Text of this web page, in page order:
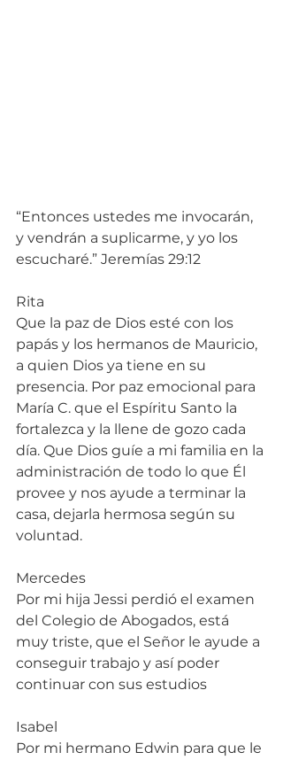
“Entonces ustedes me invocarán,
y vendrán a suplicarme, y yo los
escucharé.” Jeremías 29:12
Rita
Que la paz de Dios esté con los
papás y los hermanos de Mauricio,
a quien Dios ya tiene en su
presencia. Por paz emocional para
María C. que el Espíritu Santo la
fortalezca y la llene de gozo cada
día. Que Dios guíe a mi familia en la
administración de todo lo que Él
provee y nos ayude a terminar la
casa, dejarla hermosa según su
voluntad.
Mercedes
Por mi hija Jessi perdió el examen
del Colegio de Abogados, está
muy triste, que el Señor le ayude a
conseguir trabajo y así poder
continuar con sus estudios
Isabel
Por mi hermano Edwin para que le